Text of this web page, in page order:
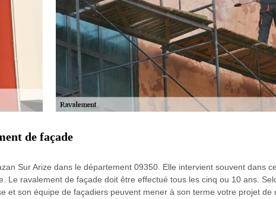
de façade
Sur Arize dans le département 09350. Elle intervient souvent dans ce
ravalement de façade doit être effectué tous les cinq ou 10 ans.
et son équipe de façadiers peuvent mener à son terme votre projet de